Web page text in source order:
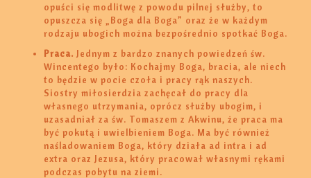
opuści się modlitwę z powodu pilnej służby, to
opuszcza się „Boga dla Boga” oraz że w każdym
rodzaju ubogich można bezpośrednio spotkać Boga.
Praca. Jednym z bardzo znanych powiedzeń św.
Wincentego było: Kochajmy Boga, bracia, ale niech
to będzie w pocie czoła i pracy rąk naszych.
Siostry miłosierdzia zachęcał do pracy dla
własnego utrzymania, oprócz służby ubogim, i
uzasadniał za św. Tomaszem z Akwinu, że praca ma
być pokutą i uwielbieniem Boga. Ma być również
naśladowaniem Boga, który działa ad intra i ad
extra oraz Jezusa, który pracował własnymi rękami
podczas pobytu na ziemi.